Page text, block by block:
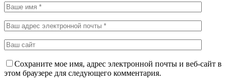
Сохраните мое имя, адрес электронной почты и веб-сайт в
этом браузере для следующего комментария.